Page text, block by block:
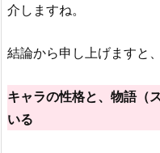
介しますね。
結論から申し上げますと、
キャラの性格と、物語（
いる